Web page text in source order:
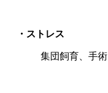
・ストレス
集団飼育、手